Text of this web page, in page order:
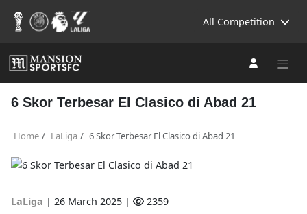
All Competition
6 Skor Terbesar El Clasico di Abad 21
Home LaLiga 6 Skor Terbesar El Clasico di Abad 21
LaLiga | 26 March 2025 |
2359